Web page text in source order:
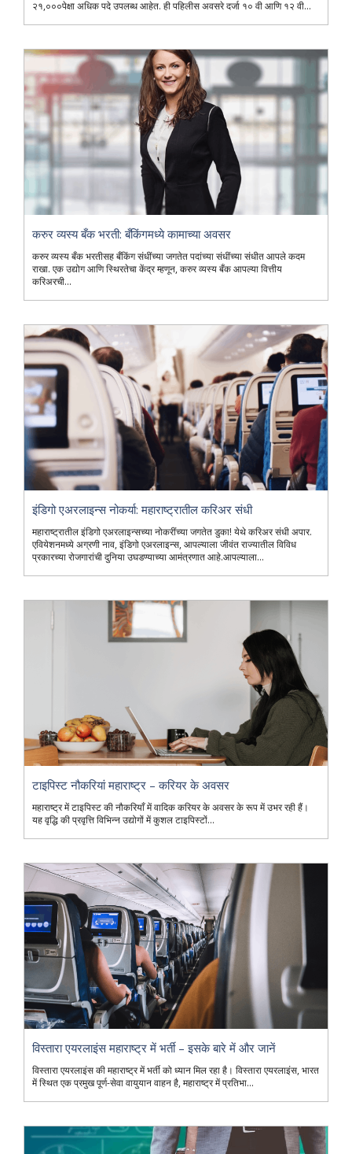
२१,०००पेक्षा अधिक पदे उपलब्ध आहेत. ही पहिलीस अवसरे दर्जा १० वी आणि १२ वी...
करुर व्यस्य बँक भरती: बँकिंगमध्ये कामाच्या अवसर
करुर व्यस्य बँक भरतीसह बँकिंग संधींच्या जगतेत पदांच्या संधींच्या संधीत आपले कदम
राखा. एक उद्योग आणि स्थिरतेचा केंद्र म्हणून, करुर व्यस्य बँक आपल्या वित्तीय
करिअरची...
इंडिगो एअरलाइन्स नोकर्या: महाराष्ट्रातील करिअर संधी
महाराष्ट्रातील इंडिगो एअरलाइन्सच्या नोकरींच्या जगतेत डुका! येथे करिअर संधी अपार.
एवियेशनमध्ये अग्रणी नाव, इंडिगो एअरलाइन्स, आपल्याला जीवंत राज्यातील विविध
प्रकारच्या रोजगारांची दुनिया उघडण्याच्या आमंत्रणात आहे.आपल्याला...
टाइपिस्ट नौकरियां महाराष्ट्र – करियर के अवसर
महाराष्ट्र में टाइपिस्ट की नौकरियाँ में वादिक करियर के अवसर के रूप में उभर रही हैं।
यह वृद्धि की प्रवृत्ति विभिन्न उद्योगों में कुशल टाइपिस्टों...
विस्तारा एयरलाइंस महाराष्ट्र में भर्ती – इसके बारे में और जानें
विस्तारा एयरलाइंस की महाराष्ट्र में भर्ती को ध्यान मिल रहा है। विस्तारा एयरलाइंस, भारत
में स्थित एक प्रमुख पूर्ण-सेवा वायुयान वाहन है, महाराष्ट्र में प्रतिभा...